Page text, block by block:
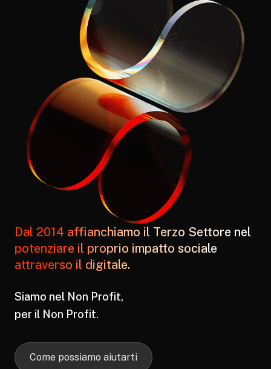
Dal 2014 affianchiamo il Terzo Settore nel
potenziare il proprio impatto sociale
attraverso il digitale.
Siamo nel Non Profit,
per il Non Profit.
Come possiamo aiutarti